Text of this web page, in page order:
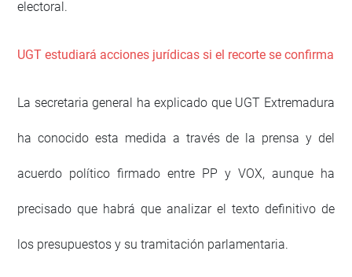
electoral.
UGT estudiará acciones jurídicas si el recorte se confirma
La secretaria general ha explicado que UGT Extremadura
ha conocido esta medida a través de la prensa y del
acuerdo político firmado entre PP y VOX, aunque ha
precisado que habrá que analizar el texto definitivo de
los presupuestos y su tramitación parlamentaria.